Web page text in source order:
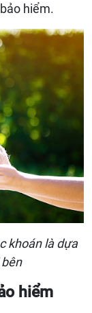
hiểm.
khoán là dựa
hiểm